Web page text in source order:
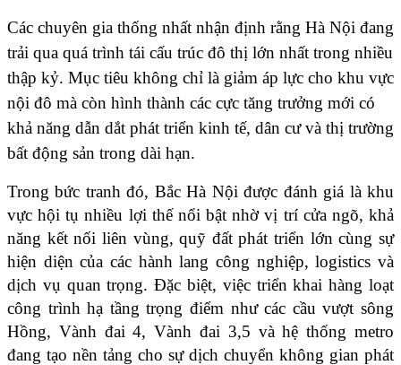
Các chuyên gia thống nhất nhận định rằng Hà Nội đang
trải qua quá trình tái cấu trúc đô thị lớn nhất trong nhiều
thập kỷ. Mục tiêu không chỉ là giảm áp lực cho khu vực
nội đô mà còn hình thành các cực tăng trưởng mới có
khả năng dẫn dắt phát triển kinh tế, dân cư và thị trường
bất động sản trong dài hạn.
Trong bức tranh đó, Bắc Hà Nội được đánh giá là khu
vực hội tụ nhiều lợi thế nổi bật nhờ vị trí cửa ngõ, khả
năng kết nối liên vùng, quỹ đất phát triển lớn cùng sự
hiện diện của các hành lang công nghiệp, logistics và
dịch vụ quan trọng. Đặc biệt, việc triển khai hàng loạt
công trình hạ tầng trọng điểm như các cầu vượt sông
Hồng, Vành đai 4, Vành đai 3,5 và hệ thống metro
đang tạo nền tảng cho sự dịch chuyển không gian phát